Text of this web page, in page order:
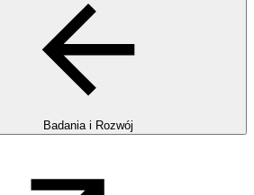
Badania i Rozwój